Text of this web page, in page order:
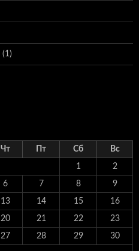
(1)
Чт Пт Сб Вс
1 2
6 7 8 9
13 14 15 16
20 21 22 23
27 28 29 30